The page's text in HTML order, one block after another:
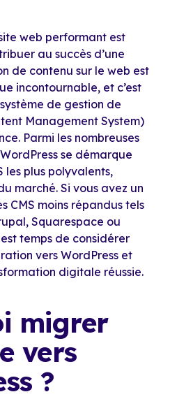
web performant est
au succès d’une
de contenu sur le web est
incontournable, et c’est
de gestion de
Management System)
Parmi les nombreuses
se démarque
les plus polyvalents,
marché. Si vous avez un
CMS moins répandus tels
Squarespace ou
temps de considérer
vers WordPress et
digitale réussie.
migrer
vers
?